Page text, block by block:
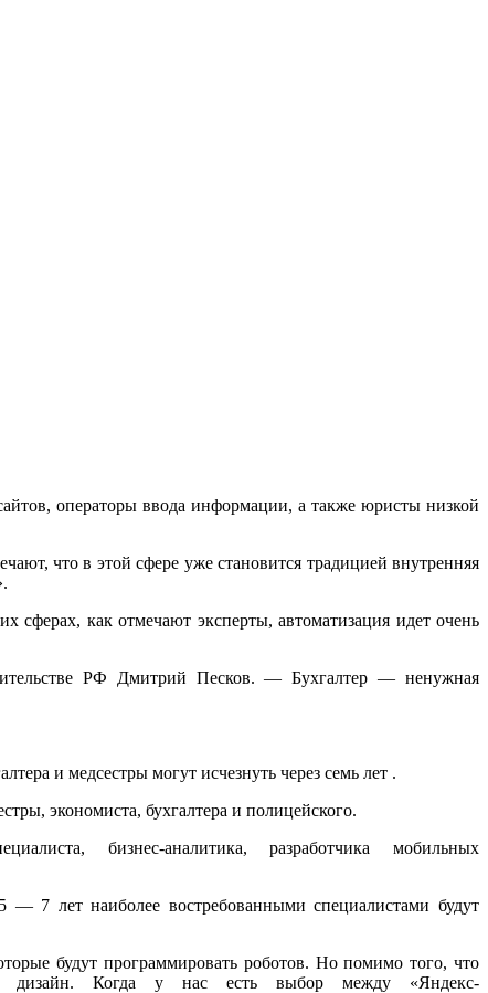
операторы ввода информации, а также юристы низкой
что в этой сфере уже становится традицией внутренняя
сферах, как отмечают эксперты, автоматизация идет очень
РФ Дмитрий Песков. — Бухгалтер — ненужная
и медсестры могут исчезнуть через семь лет .
экономиста, бухгалтера и полицейского.
бизнес-аналитика, разработчика мобильных
7 лет наиболее востребованными специалистами будут
будут программировать роботов. Но помимо того, что
дизайн. Когда у нас есть выбор между «Яндекс-